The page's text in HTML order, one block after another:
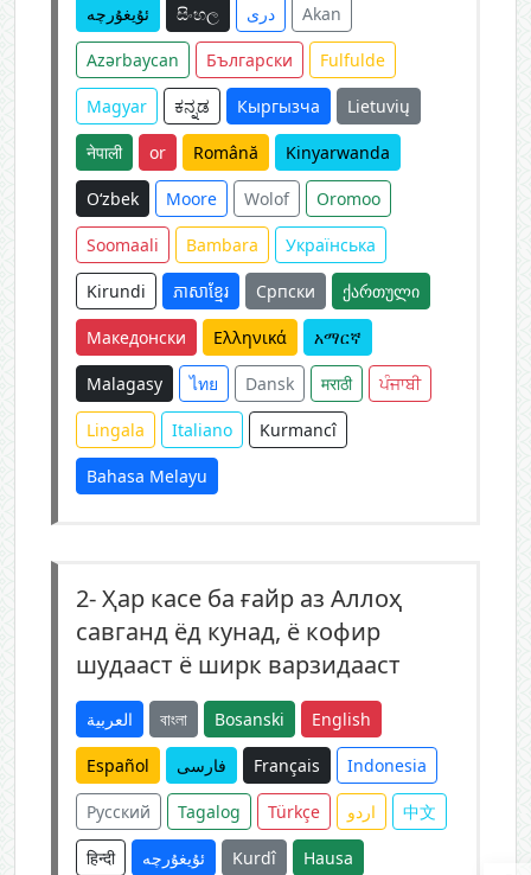
ئۇيغۇرچە සිංහල دری Akan
Azərbaycan Български Fulfulde
Magyar ಕನ್ನಡ Кыргызча Lietuvių
नेपाली or Română Kinyarwanda
O‘zbek Moore Wolof Oromoo
Soomaali Bambara Українська
Kirundi ភាសាខ្មែរ Српски ქართული
Македонски Ελληνικά አማርኛ
Malagasy ไทย Dansk मराठी ਪੰਜਾਬੀ
Lingala Italiano Kurmancî
Bahasa Melayu
2-Ҳар касе ба ғайр аз Аллоҳ
савганд ёд кунад, ё кофир
шудааст ё ширк варзидааст
العربية বাংলা Bosanski English
Español فارسی Français Indonesia
Русский Tagalog Türkçe اردو 中文
हिन्दी ئۇيغۇرچە Kurdî Hausa